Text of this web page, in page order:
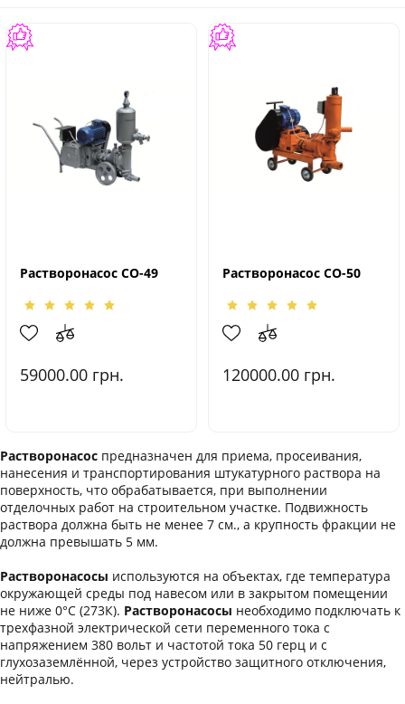
Растворонасос СО-49
59000.00 грн.
Растворонасос СО-50
120000.00 грн.
Растворонасос предназначен для приема, просеивания,
нанесения и транспортирования штукатурного раствора на
поверхность, что обрабатывается, при выполнении
отделочных работ на строительном участке. Подвижность
раствора должна быть не менее 7 см., а крупность фракции не
должна превышать 5 мм.
Растворонасосы используются на объектах, где температура
окружающей среды под навесом или в закрытом помещении
не ниже 0°С (273К). Растворонасосы необходимо подключать к
трехфазной электрической сети переменного тока с
напряжением 380 вольт и частотой тока 50 герц и с
глухозаземлённой, через устройство защитного отключения,
нейтралью.